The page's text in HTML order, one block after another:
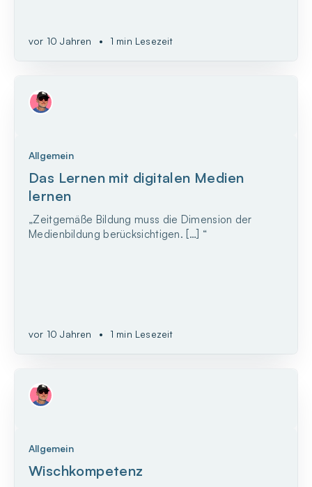
vor 10 Jahren • 1 min Lesezeit
Allgemein
Das Lernen mit digitalen Medien
lernen
„Zeitgemäße Bildung muss die Dimension der
Medienbildung berücksichtigen. […] “
vor 10 Jahren • 1 min Lesezeit
Allgemein
Wischkompetenz